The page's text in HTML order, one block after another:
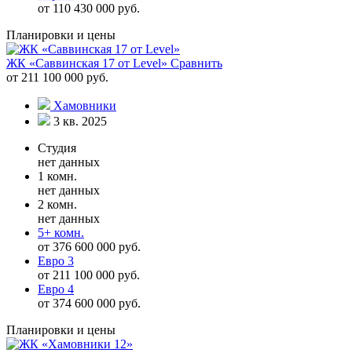
от 110 430 000 руб.
Планировки и цены
ЖК «Саввинская 17 от Level» Сравнить
от 211 100 000 руб.
Хамовники
3 кв. 2025
Студия
нет данных
1 комн.
нет данных
2 комн.
нет данных
5+ комн.
от 376 600 000 руб.
Евро 3
от 211 100 000 руб.
Евро 4
от 374 600 000 руб.
Планировки и цены